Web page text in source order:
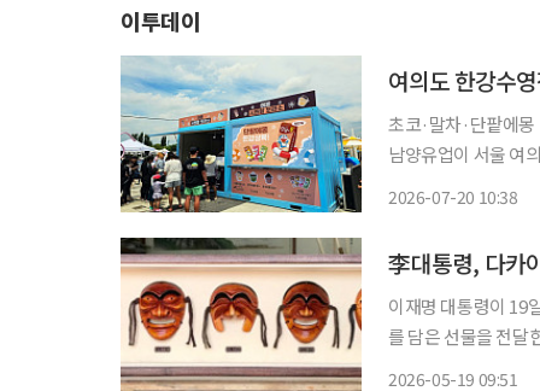
이투데이
여의도 한강수
초코·말차·단팥에
남양유업이 서울 여
2026-07-20 10:38
李대통령, 다카
이재명 대통령이 19
를 담은 선물을 전달
2026-05-19 09:51